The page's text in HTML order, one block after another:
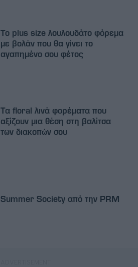
Το plus size λουλουδάτο φόρεμα
με βολάν που θα γίνει το
αγαπημένο σου φέτος
Τα floral λινά φορέματα που
αξίζουν μια θέση στη βαλίτσα
των διακοπών σου
Summer Society από την PRM